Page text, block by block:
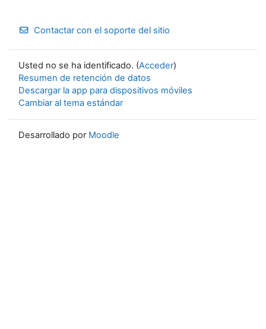
Contactar con el soporte del sitio
Usted no se ha identificado. (Acceder)
Resumen de retención de datos
Descargar la app para dispositivos móviles
Cambiar al tema estándar
Desarrollado por Moodle